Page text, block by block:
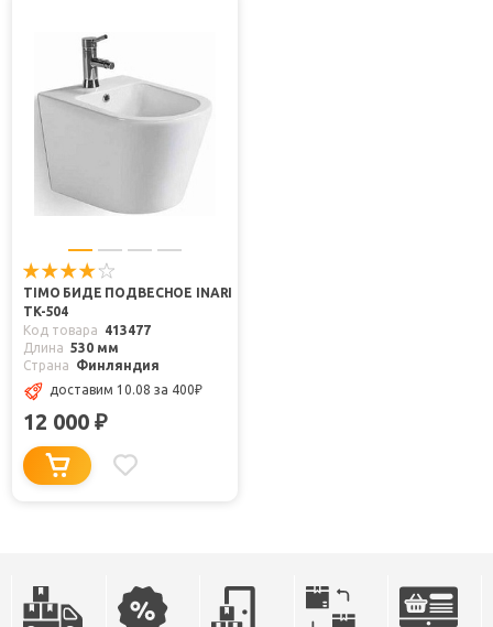
TIMO БИДЕ ПОДВЕСНОЕ INARI
TK-504
Код товара
413477
Длина 530 мм
Страна
Финляндия
доставим 10.08 за 400₽
12 000 ₽